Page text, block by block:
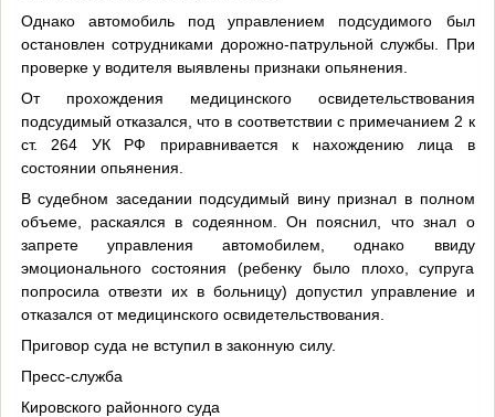
Однако автомобиль под управлением подсудимого был
остановлен сотрудниками дорожно-патрульной службы. При
проверке у водителя выявлены признаки опьянения.
От прохождения медицинского освидетельствования
подсудимый отказался, что в соответствии с примечанием 2 к
ст. 264 УК РФ приравнивается к нахождению лица в
состоянии опьянения.
В судебном заседании подсудимый вину признал в полном
объеме, раскаялся в содеянном. Он пояснил, что знал о
запрете управления автомобилем, однако ввиду
эмоционального состояния (ребенку было плохо, супруга
попросила отвезти их в больницу) допустил управление и
отказался от медицинского освидетельствования.
Приговор суда не вступил в законную силу.
Пресс-служба
Кировского районного суда